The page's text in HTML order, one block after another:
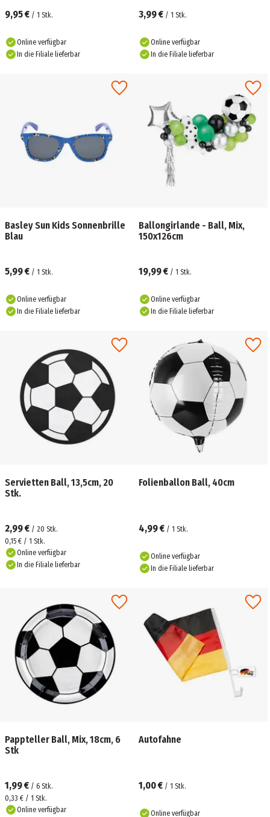
9,95 € / 1 Stk.
Online verfügbar
In die Filiale lieferbar
3,99 € / 1 Stk.
Online verfügbar
In die Filiale lieferbar
Basley Sun Kids Sonnenbrille
Blau
5,99 € / 1 Stk.
Online verfügbar
In die Filiale lieferbar
Ballongirlande - Ball, Mix,
150x126cm
19,99 € / 1 Stk.
Online verfügbar
In die Filiale lieferbar
Servietten Ball, 13,5cm, 20
Stk.
2,99 € / 20 Stk.
0,15 € / 1 Stk.
Online verfügbar
In die Filiale lieferbar
Folienballon Ball, 40cm
4,99 € / 1 Stk.
Online verfügbar
In die Filiale lieferbar
Pappteller Ball, Mix, 18cm, 6
Stk
1,99 € / 6 Stk.
0,33 € / 1 Stk.
Online verfügbar
Autofahne
1,00 € / 1 Stk.
Online verfügbar